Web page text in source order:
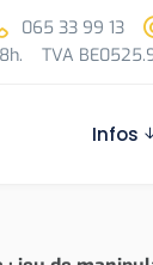
065 33 99 13
TVA
Infos